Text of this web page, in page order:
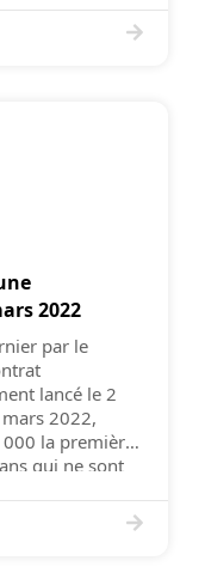
2022
par le
lancé le 2
2022,
la première
qui ne sont